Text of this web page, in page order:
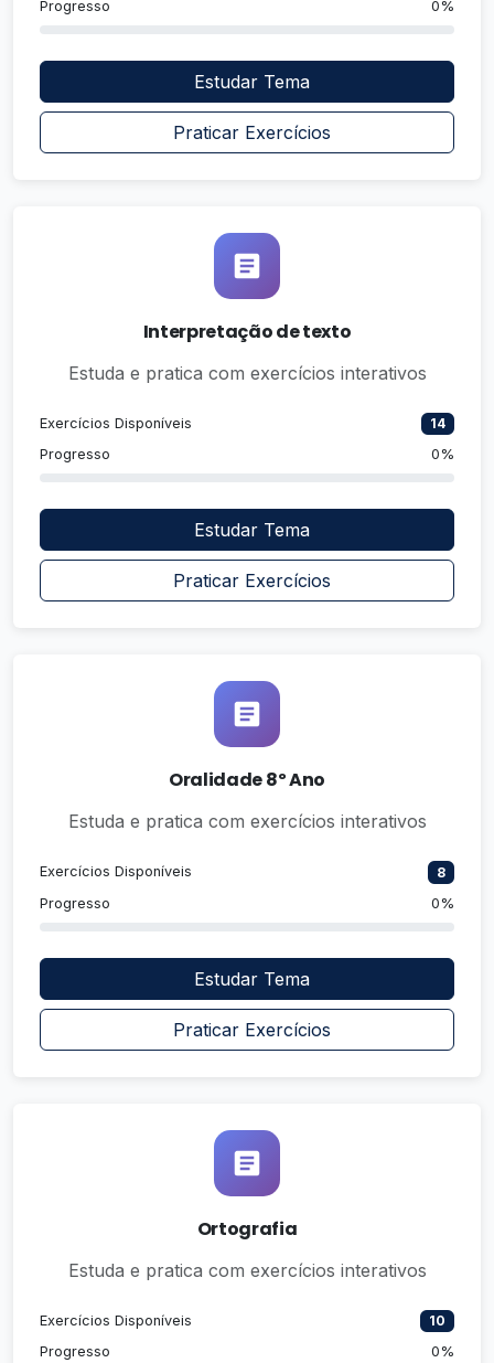
Progresso 0%
Estudar Tema
Praticar Exercícios
Interpretação de texto
Estuda e pratica com exercícios interativos
Exercícios Disponíveis
14
Progresso
0%
Estudar Tema
Praticar Exercícios
Oralidade 8º Ano
Estuda e pratica com exercícios interativos
Exercícios Disponíveis
8
Progresso
0%
Estudar Tema
Praticar Exercícios
Ortografia
Estuda e pratica com exercícios interativos
Exercícios Disponíveis
10
Progresso
0%